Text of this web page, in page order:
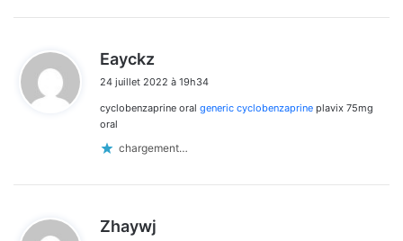
Eayckz
t
24 juillet 2022 à 19h34
cyclobenzaprine oral generic cyclobenzaprine plavix 75mg
oral
chargement…
Zhaywj